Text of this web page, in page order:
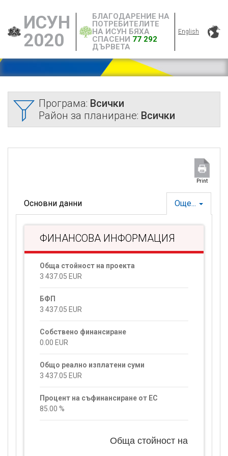
ИСУН
2020
БЛАГОДАРЕНИЕ НА
ПОТРЕБИТЕЛИТЕ
НА ИСУН БЯХА
СПАСЕНИ 77 292
ДЪРВЕТА
English
Програма: Всички
Район за планиране: Всички
Print
Още...
Основни данни
ФИНАНСОВА ИНФОРМАЦИЯ
Обща стойност на проекта
3 437.05 EUR
БФП
3 437.05 EUR
Собствено финансиране
0.00 EUR
Общо реално изплатени суми
3 437.05 EUR
Процент на съфинансиране от ЕС
85.00 %
Обща стойност на проекта